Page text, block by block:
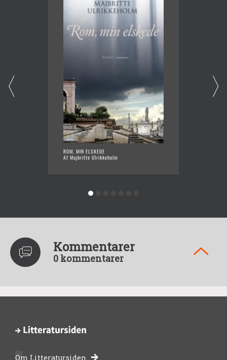
ROM, MIN ELSKEDE
Af Majbritte Ulrikkeholm
Kommentarer
0 kommentarer
Om Litteratursiden